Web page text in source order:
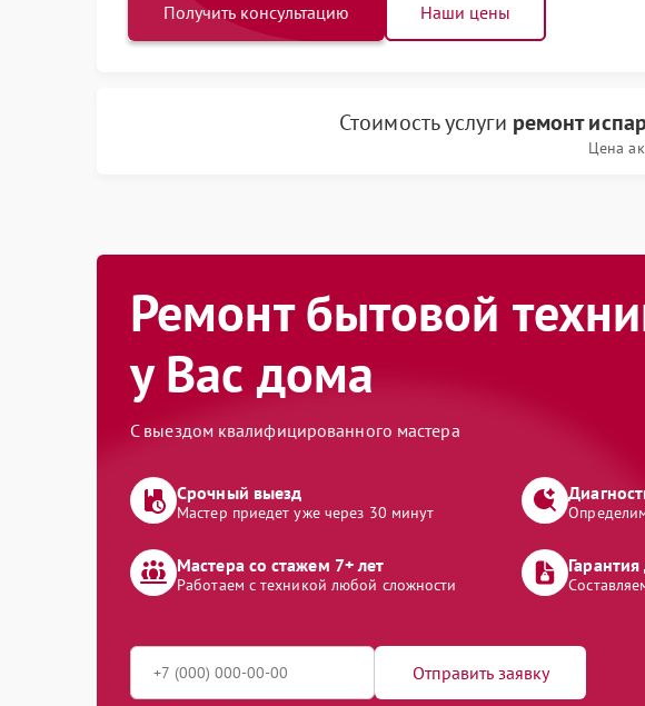
Получить консультацию Наши цены
Стоимость услуги ремонт
Цена
Ремонт бытовой
у Вас дома
С выездом квалифицированного мастера
Срочный выезд
Мастер приедет уже через 30 минут
Мастера со стажем 7+ лет
Работаем с техникой любой сложности
Отправить заявку